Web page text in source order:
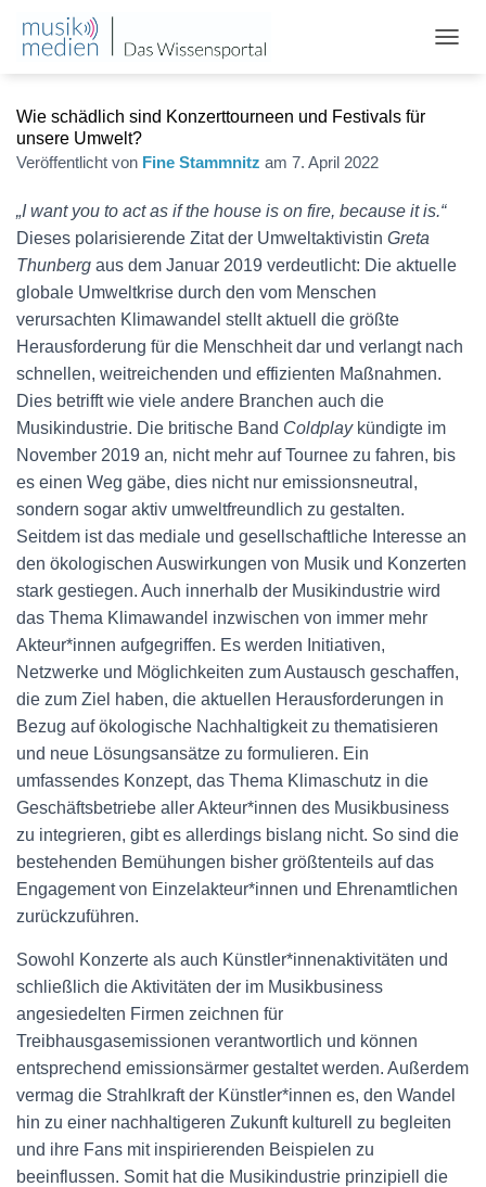
U
H
Wie schädlich sind Konzerttourneen und Festivals für
unsere Umwelt?
Veröffentlicht von Fine Stammnitz am 7. April 2022
„I want you to act as if the house is on fire, because it is.“
Dieses polarisierende Zitat der Umweltaktivistin Greta
Thunberg aus dem Januar 2019 verdeutlicht: Die aktuelle
globale Umweltkrise durch den vom Menschen
verursachten Klimawandel stellt aktuell die größte
Herausforderung für die Menschheit dar und verlangt nach
schnellen, weitreichenden und effizienten Maßnahmen.
Dies betrifft wie viele andere Branchen auch die
Musikindustrie. Die britische Band Coldplaykündigte im
November 2019 an, nicht mehr auf Tournee zu fahren, bis
es einen Weg gäbe, dies nicht nur emissionsneutral,
sondern sogar aktiv umweltfreundlich zu gestalten.
Seitdem ist das mediale und gesellschaftliche Interesse an
den ökologischen Auswirkungen von Musik und Konzerten
stark gestiegen. Auch innerhalb der Musikindustrie wird
das Thema Klimawandel inzwischen von immer mehr
Akteur*innen aufgegriffen. Es werden Initiativen,
Netzwerke und Möglichkeiten zum Austausch geschaffen,
die zum Ziel haben, die aktuellen Herausforderungen in
Bezug auf ökologische Nachhaltigkeit zu thematisieren
und neue Lösungsansätze zu formulieren. Ein
umfassendes Konzept, das Thema Klimaschutz in die
Geschäftsbetriebe aller Akteur*innen des Musikbusiness
zu integrieren, gibt es allerdings bislang nicht. So sind die
bestehenden Bemühungen bisher größtenteils auf das
Engagement von Einzelakteur*innen und Ehrenamtlichen
zurückzuführen.
Sowohl Konzerte als auch Künstler*innenaktivitäten und
schließlich die Aktivitäten der im Musikbusiness
angesiedelten Firmen zeichnen für
Treibhausgasemissionen verantwortlich und können
entsprechend emissionsärmer gestaltet werden. Außerdem
vermag die Strahlkraft der Künstler*innen es, den Wandel
hin zu einer nachhaltigeren Zukunft kulturell zu begleiten
und ihre Fans mit inspirierenden Beispielen zu
beeinflussen. Somit hat die Musikindustrie prinzipiell die